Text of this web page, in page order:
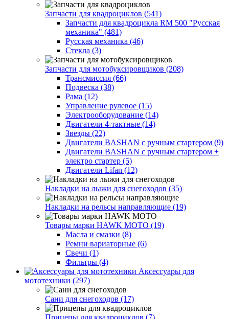
Запчасти для квадроциклов (541)
Запчасти для квадроцикла RM 500 "Русская
механика" (481)
Русская механика (46)
Стекла (3)
Запчасти для мотобуксировщиков (208)
Трансмиссия (66)
Подвеска (38)
Рама (12)
Управление рулевое (15)
Электрооборудование (14)
Двигатели 4-тактные (14)
Звезды (22)
Двигатели BASHAN с ручным стартером (9)
Двигатели BASHAN с ручным стартером +
электро стартер (5)
Двигатели Lifan (12)
Накладки на лыжи для снегоходов (35)
Накладки на рельсы направляющие (19)
Товары марки HAWK MOTO (19)
Масла и смазки (8)
Ремни вариаторные (6)
Свечи (1)
Фильтры (4)
Аксессуары для
мототехники (297)
Сани для снегоходов (17)
Прицепы для квадроциклов (7)